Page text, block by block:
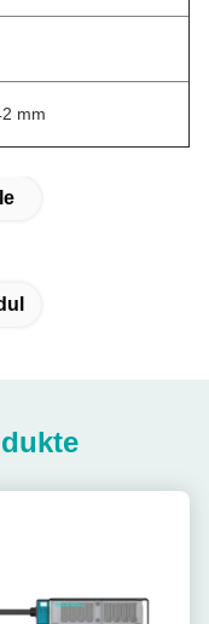
mm